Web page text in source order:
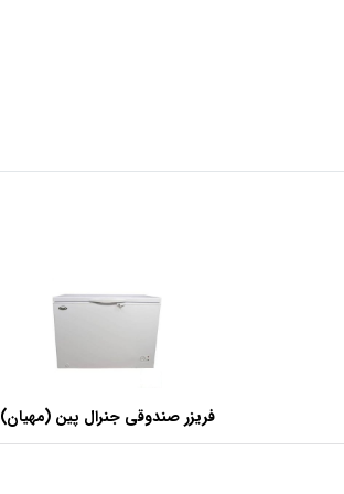
فریزر صندوقی جنرال پین (مهیان)
با ظرفیت 440 لیتر